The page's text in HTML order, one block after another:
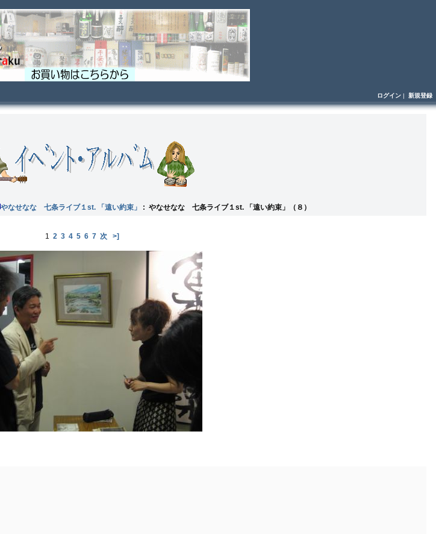
ログイン | 新規登録
やなせなな 七条ライブ１st. 「遠い約束」 : やなせなな 七条ライブ１st. 「遠い約束」（８）
1 2 3 4 5 6 7 次 >]